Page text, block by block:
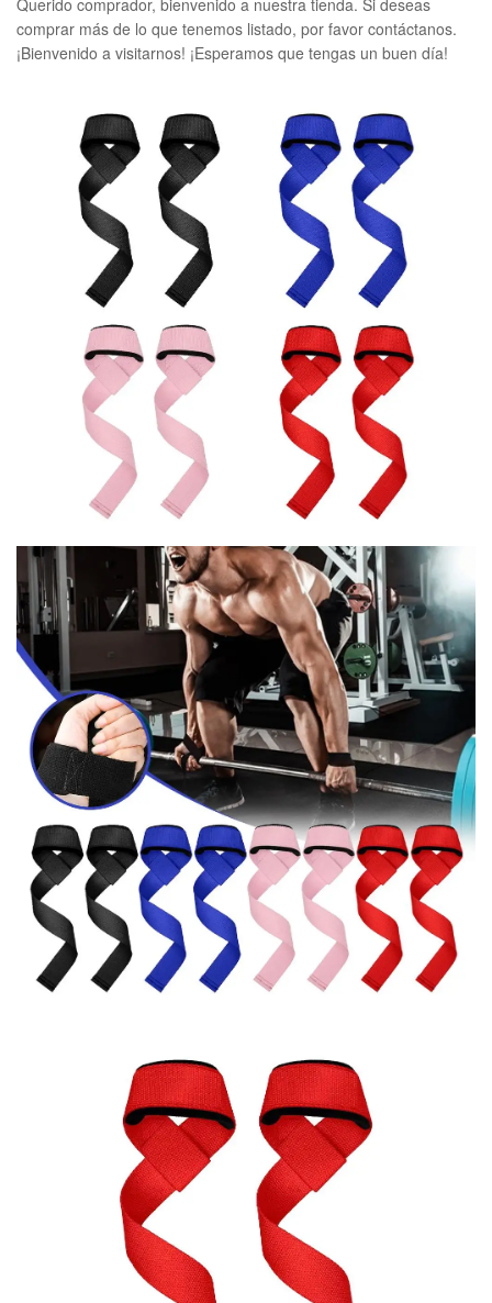
Querido comprador, bienvenido a nuestra tienda. Si deseas
comprar más de lo que tenemos listado, por favor contáctanos.
¡Bienvenido a visitarnos! ¡Esperamos que tengas un buen día!